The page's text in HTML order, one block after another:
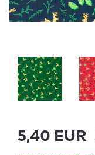
5,40 EUR